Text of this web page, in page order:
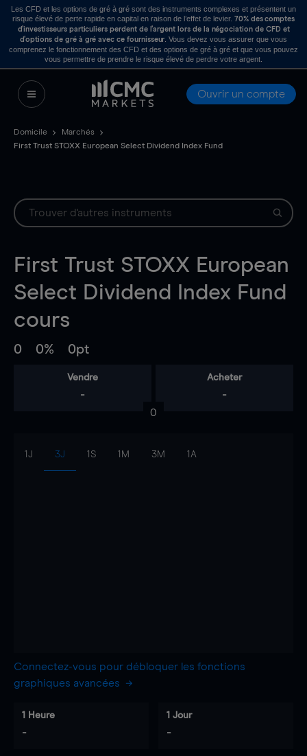
Les CFD et les options de gré à gré sont des instruments complexes et présentent un
risque élevé de perte rapide en capital en raison de l’effet de levier. 70% des comptes
d’investisseurs particuliers perdent de l’argent lors de la négociation de CFD et
d’options de gré à gré avec ce fournisseur . Vous devez vous assurer que vous
comprenez le fonctionnement des CFD et des options de gré à gré et que vous pouvez
vous permettre de prendre le risque élevé de perdre votre argent.
Ouvrir un compte
Domicile
Marchés
First Trust STOXX European Select Dividend Index Fund
First Trust STOXX European
Select Dividend Index Fund
cours
0 0% 0pt
Vendre
-
Acheter
-
0
1J 3J 1S 1M 3M 1A
Connectez-vous pour débloquer les fonctions
graphiques avancées
1 Heure
-
1 Jour
-